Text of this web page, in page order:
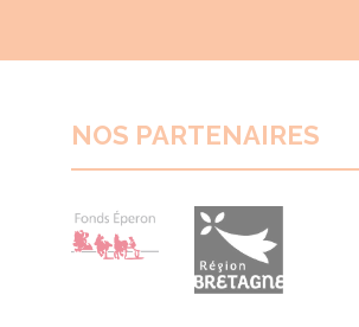
NOS PARTENAIRES